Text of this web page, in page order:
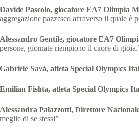
Davide Pascolo, giocatore EA7 Olimpia
aggregazione pazzesco attraverso il quale è
Alessandro Gentile, giocatore EA7
persone, giornate riempiono il cuore di
Gabriele Savà, atleta Special Olympics
Emilian Fishta, atleta Special Olympics
Alessandra Palazzotti, Direttore
meglio di se stessi”